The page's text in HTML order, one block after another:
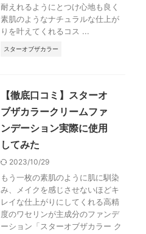
耐えれるようにとつけ心地も良く
素肌のようなナチュラルな仕上が
りを叶えてくれるコス ...
スターオブザカラー
【徹底口コミ】スターオ
ブザカラークリームファ
ンデーション実際に使用
してみた
2023/10/29
もう一枚の素肌のように肌に馴染
み、メイクを感じさせないほどキ
レイな仕上がりにしてくれる高精
度のワセリンが主成分のファンデ
ーション「スターオブザカラー ク